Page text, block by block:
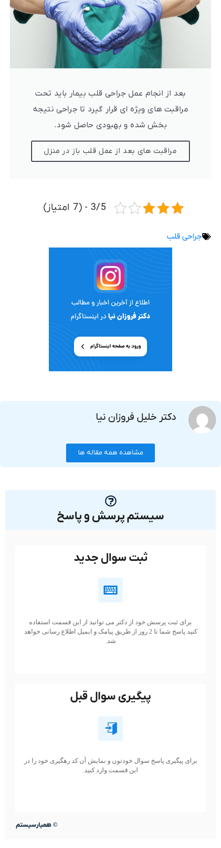
بعد از انجام عمل جراحی قلب بیمار باید تحت
مراقبت های ویژه ای قرار گیرد تا جراحی نتیجه
بخش شده و بهبودی حاصل شود.
مراقبت های بعد از عمل قلب باز در منزل
3/5 - (7 امتیاز)
جراحی قلب
دکتر خلیل فروزان نیا
مشاهده همه مقاله ها
سیستم پرسش و پاسخ
ثبت سوال جدید
برای ثبت پرسش خود از دکتر می توانید از این قسمت استفاده
کنید.پاسخ شما تا 2 روز از طریق پیامک و ایمیل اطلاع رسانی خواهد
شد.
پیگیری سوال قبل
برای پیگیری پاسخ سوال خودتون و نمایش آن کد رهگیری خود را در
این قسمت وارد کنید.
© همیارسیستم